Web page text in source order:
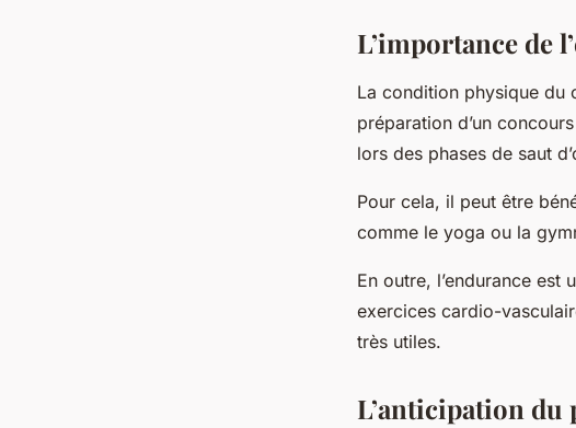
L’importance de
La condition physique du
préparation d’un
lors des phases de saut
Pour cela, il peut être
comme le yoga ou la
En outre, l’endurance est
exercices cardio-
très utiles.
L’anticipation du